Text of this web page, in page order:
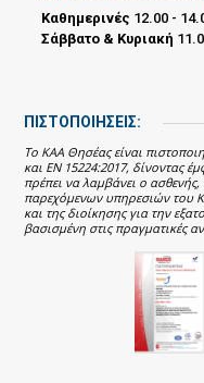
Καθημερινές 12.00 -
Σάββατο & Κυριακή
ΠΙΣΤΟΠΟΙΗΣΕΙΣ:
Το ΚΑΑ Θησέας είναι
και EN 15224:2017, δίνοντας
πρέπει να λαμβάνει ο
παρεχόμενων υπηρεσιών του
και της διοίκησης για την
βασισμένη στις πραγματικές